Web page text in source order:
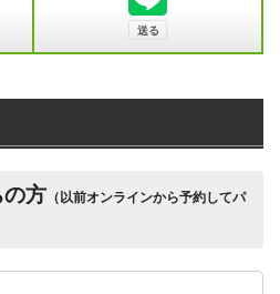
方 （以前オンラインから予約してパ